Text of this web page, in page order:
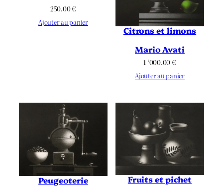
250.00€
Ajouter au panier
Citrons et limons
Mario Avati
1 ‘000.00€
Ajouter au panier
Peugeoterie
Fruits et pichet